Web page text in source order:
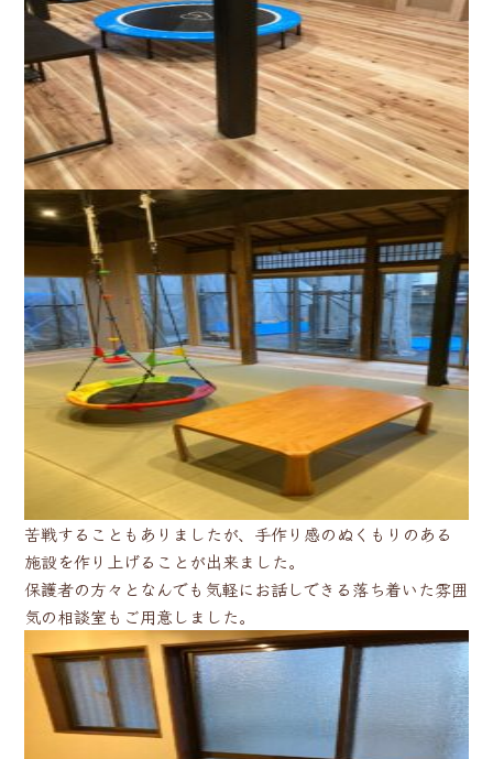
苦戦することもありましたが、手作り感のぬくもりのある
施設を作り上げることが出来ました。
保護者の方々となんでも気軽にお話しできる落ち着いた雰囲
気の相談室もご用意しました。